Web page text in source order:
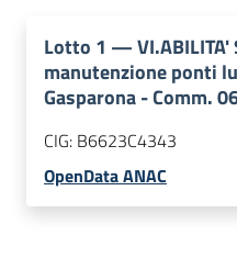
Lotto 1 —
manutenzione ponti
Gasparona - Comm.
CIG: B6623C4343
OpenData ANAC